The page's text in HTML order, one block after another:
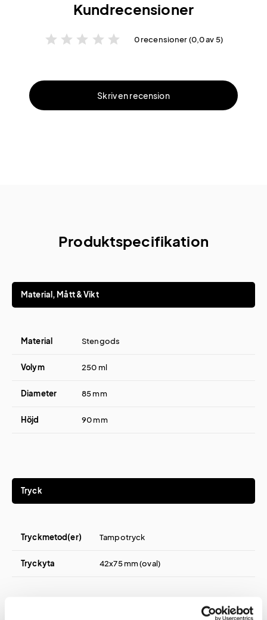
Kundrecensioner
star star star star star 0 recensioner (0,0 av 5)
Skriv en recension
Produktspecifikation
Material, Mått & Vikt
Material Stengods
Volym 250 ml
Diameter 85 mm
Höjd 90 mm
Tryck
Tryckmetod(er) Tampotryck
Tryckyta 42x75 mm (oval)